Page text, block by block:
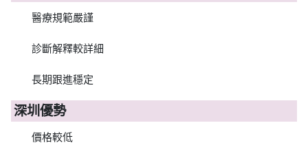
醫療規範嚴謹
診斷解釋較詳細
長期跟進穩定
深圳優勢
價格較低